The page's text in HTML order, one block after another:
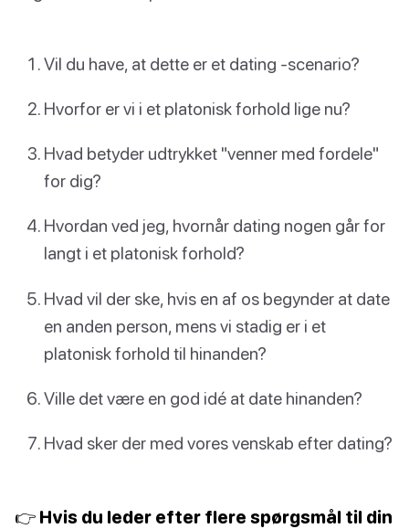
Vil du have, at dette er et dating -scenario?
Hvorfor er vi i et platonisk forhold lige nu?
Hvad betyder udtrykket "venner med fordele"
for dig?
Hvordan ved jeg, hvornår dating nogen går for
langt i et platonisk forhold?
Hvad vil der ske, hvis en af os begynder at date
en anden person, mens vi stadig er i et
platonisk forhold til hinanden?
Ville det være en god idé at date hinanden?
Hvad sker der med vores venskab efter dating?
👉 Hvis du leder efter flere spørgsmål til din